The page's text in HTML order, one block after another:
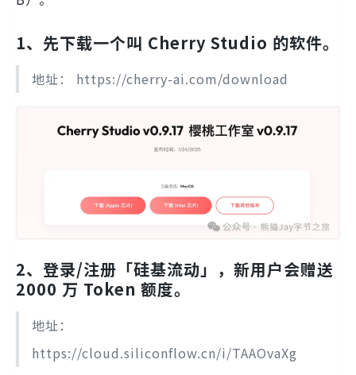
1、先下载一个叫 Cherry Studio 的软件。
地址： https://cherry-ai.com/download
2、登录/注册 「硅基流动」 ，新用户会赠送
2000 万 Token 额度。
地址：
https://cloud.siliconflow.cn/i/TAAOvaXg